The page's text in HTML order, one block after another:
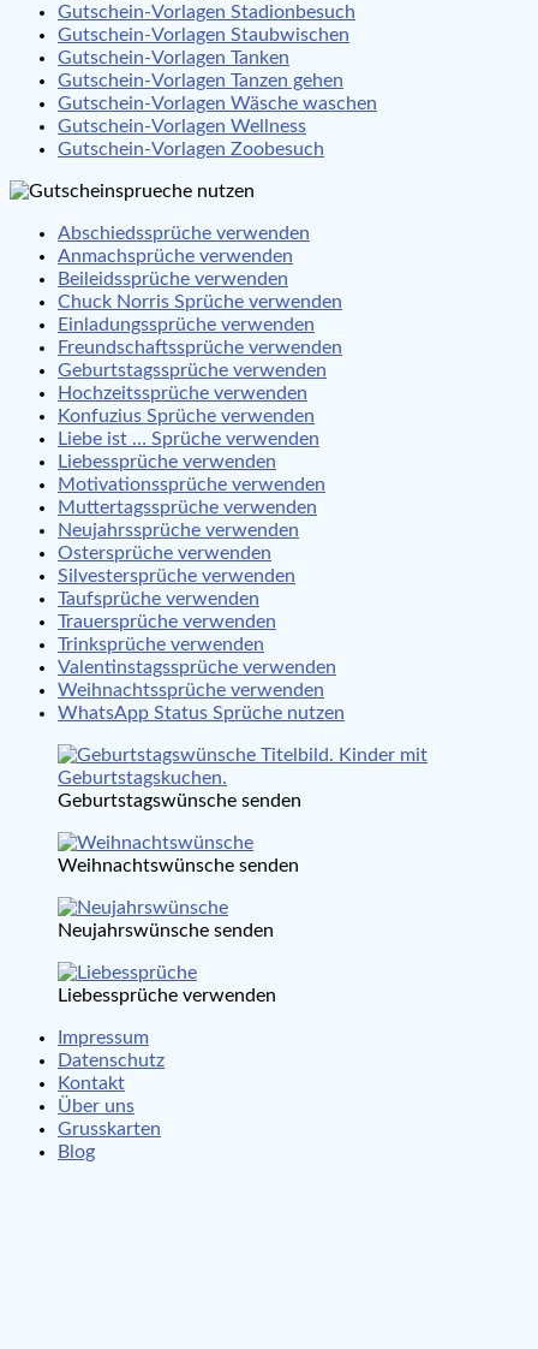
Gutschein-Vorlagen Stadionbesuch
Gutschein-Vorlagen Staubwischen
Gutschein-Vorlagen Tanken
Gutschein-Vorlagen Tanzen gehen
Gutschein-Vorlagen Wäsche waschen
Gutschein-Vorlagen Wellness
Gutschein-Vorlagen Zoobesuch
Abschiedssprüche verwenden
Anmachsprüche verwenden
Beileidssprüche verwenden
Chuck Norris Sprüche verwenden
Einladungssprüche verwenden
Freundschaftssprüche verwenden
Geburtstagssprüche verwenden
Hochzeitssprüche verwenden
Konfuzius Sprüche verwenden
Liebe ist … Sprüche verwenden
Liebessprüche verwenden
Motivationssprüche verwenden
Muttertagssprüche verwenden
Neujahrssprüche verwenden
Ostersprüche verwenden
Silvestersprüche verwenden
Taufsprüche verwenden
Trauersprüche verwenden
Trinksprüche verwenden
Valentinstagssprüche verwenden
Weihnachtssprüche verwenden
WhatsApp Status Sprüche nutzen
Geburtstagswünsche senden
Weihnachtswünsche senden
Neujahrswünsche senden
Liebessprüche verwenden
Impressum
Datenschutz
Kontakt
Über uns
Grusskarten
Blog